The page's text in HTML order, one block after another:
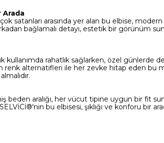
Arada
satanları arasında yer alan bu elbise,
bağlamalı detayı, estetik bir görünüm
rahatlık sağlarken, özel günlerde de
renk alternatifleri ile her zevke hitap eden
beden aralığı, her vücut tipine uygun bir fit
bu elbisesi, şıklığı ve konforu bir